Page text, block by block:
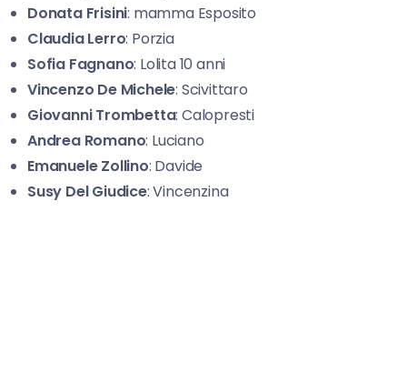
Donata Frisini: mamma Esposito
Claudia Lerro: Porzia
Sofia Fagnano: Lolita 10 anni
Vincenzo De Michele: Scivittaro
Giovanni Trombetta: Calopresti
Andrea Romano: Luciano
Emanuele Zollino: Davide
Susy Del Giudice: Vincenzina